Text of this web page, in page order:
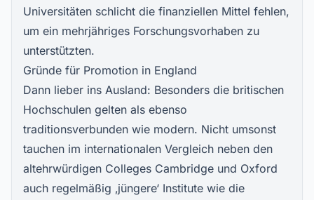
Universitäten schlicht die finanziellen Mittel fehlen,
um ein mehrjähriges Forschungsvorhaben zu
unterstützten.
Gründe für Promotion in England
Dann lieber ins Ausland: Besonders die britischen
Hochschulen gelten als ebenso
traditionsverbunden wie modern. Nicht umsonst
tauchen im internationalen Vergleich neben den
altehrwürdigen Colleges Cambridge und Oxford
auch regelmäßig ‚jüngere‘ Institute wie die